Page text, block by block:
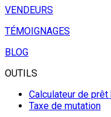
VENDEURS
TÉMOIGNAGES
BLOG
OUTILS
Calculateur de
Taxe de mutation